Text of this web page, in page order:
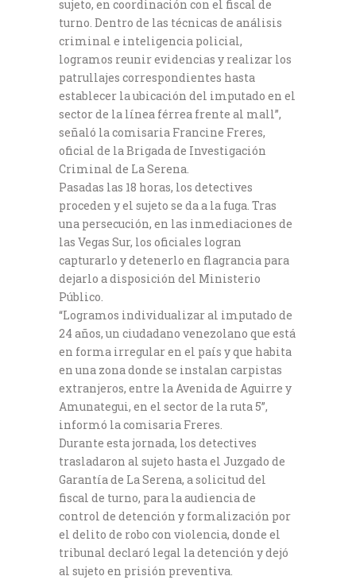
sujeto, en coordinación con el fiscal de
turno. Dentro de las técnicas de análisis
criminal e inteligencia policial,
logramos reunir evidencias y realizar los
patrullajes correspondientes hasta
establecer la ubicación del imputado en el
sector de la línea férrea frente al mall”,
señaló la comisaria Francine Freres,
oficial de la Brigada de Investigación
Criminal de La Serena.
Pasadas las 18 horas, los detectives
proceden y el sujeto se da a la fuga. Tras
una persecución, en las inmediaciones de
las Vegas Sur, los oficiales logran
capturarlo y detenerlo en flagrancia para
dejarlo a disposición del Ministerio
Público.
“Logramos individualizar al imputado de
24 años, un ciudadano venezolano que está
en forma irregular en el país y que habita
en una zona donde se instalan carpistas
extranjeros, entre la Avenida de Aguirre y
Amunategui, en el sector de la ruta 5”,
informó la comisaria Freres.
Durante esta jornada, los detectives
trasladaron al sujeto hasta el Juzgado de
Garantía de La Serena, a solicitud del
fiscal de turno, para la audiencia de
control de detención y formalización por
el delito de robo con violencia, donde el
tribunal declaró legal la detención y dejó
al sujeto en prisión preventiva.